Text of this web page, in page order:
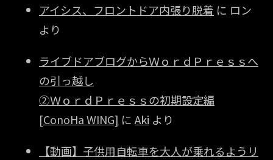
アイシス、フロントドア内張り脱着 に ロン
より
ライブドアブログからＷｏｒｄＰｒｅｓｓへ
の引っ越し
②ＷｏｒｄＰｒｅｓｓの初期設定編
[ConoHa WING] にAki より
【動画】子供用自転車を大人が乗れるようリ